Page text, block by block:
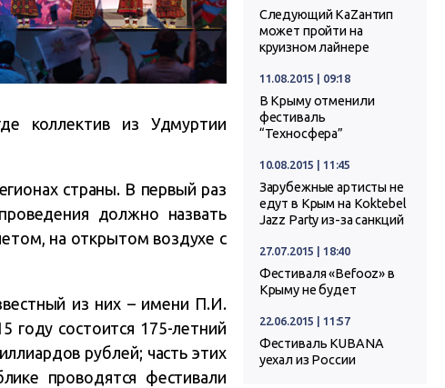
коллектив из Удмуртии
страны. В первый раз
должно назвать
на открытом воздухе с
из них – имени П.И.
году состоится 175-летний
рублей; часть этих
проводятся фестивали
Следующий КаZантип
может пройти на
круизном лайнере
11.08.2015 | 09:18
В Крыму отменили
фестиваль
“Техносфера”
10.08.2015 | 11:45
Зарубежные артисты не
едут в Крым на Koktebel
Jazz Party из-за санкций
27.07.2015 | 18:40
Фестиваля «Befooz» в
Крыму не будет
22.06.2015 | 11:57
Фестиваль KUBANA
уехал из России